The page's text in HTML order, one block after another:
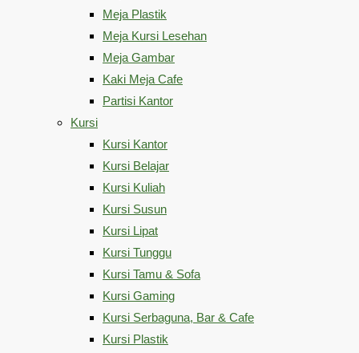
Meja Plastik
Meja Kursi Lesehan
Meja Gambar
Kaki Meja Cafe
Partisi Kantor
Kursi
Kursi Kantor
Kursi Belajar
Kursi Kuliah
Kursi Susun
Kursi Lipat
Kursi Tunggu
Kursi Tamu & Sofa
Kursi Gaming
Kursi Serbaguna, Bar & Cafe
Kursi Plastik